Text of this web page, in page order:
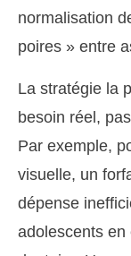
normalisation
poires » entre
La stratégie la
besoin réel,
Par exemple,
visuelle, un
dépense
adolescents